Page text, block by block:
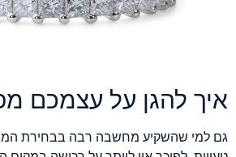
איך להגן על עצמכם
גם למי שהשקיע מחשבה רבה בבחירת